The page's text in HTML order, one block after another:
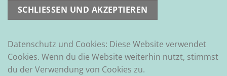
Datenschutz und Cookies: Diese Website verwendet
Cookies. Wenn du die Website weiterhin nutzt, stimmst
du der Verwendung von Cookies zu.